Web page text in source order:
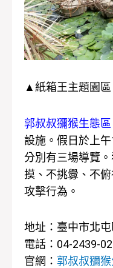
▲紙箱王主題園區
郭叔叔獼猴生態區
設施。假日於上
分別有三場導覽
摸、不挑釁、不
攻擊行為。
地址：臺中市北
電話：04-2439-
官網： 郭叔叔獼